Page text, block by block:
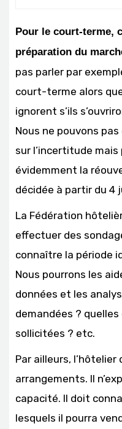
Pour le court-terme,
préparation du
pas parler par
court-terme alors
ignorent s’ils
Nous ne pouvons
sur l’incertitude
évidemment la
décidée à partir du 4
La Fédération
effectuer des
connaître la période
Nous pourrons les
données et les
demandées ?
sollicitées ? etc.
Par ailleurs,
arrangements. Il
capacité. Il doit
lesquels il pourra